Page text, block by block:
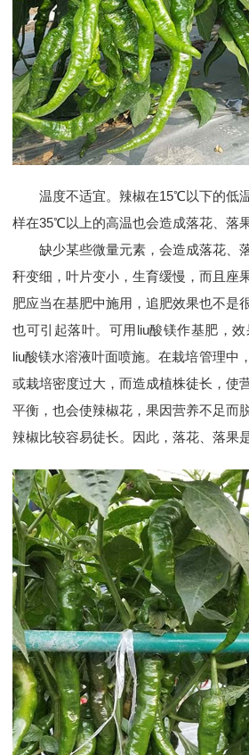
温度不适宜。辣椒在15℃以下的低温
样在35℃以上的高温也会造成落花、落果
缺少某些微量元素，会造成落花、
秆变细，叶片变小，生育缓慢，而且座
肥应当在基肥中施用，追肥效果也不是
也可引起落叶。可用liu酸镁作基肥，
liu酸镁水溶液叶面喷施。在栽培管理中
或栽培密度过大，而造成植株徒长，使
平衡，也会使辣椒花，果因营养不足而
辣椒比较容易徒长。因此，落花、落果